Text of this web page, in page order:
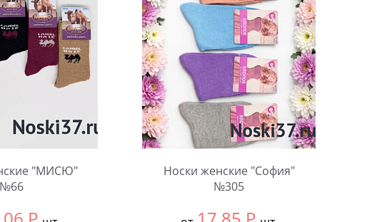
"МИСЮ"
№66
Носки женские "София"
№305